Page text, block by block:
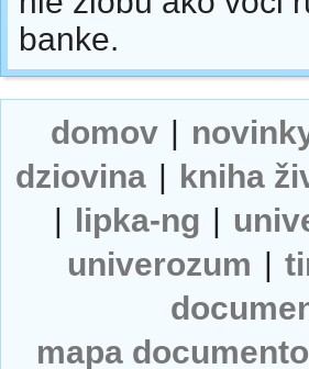
banke.
domov |
dziovina | kniha
| lipka-ng |
univerozum |
mapa